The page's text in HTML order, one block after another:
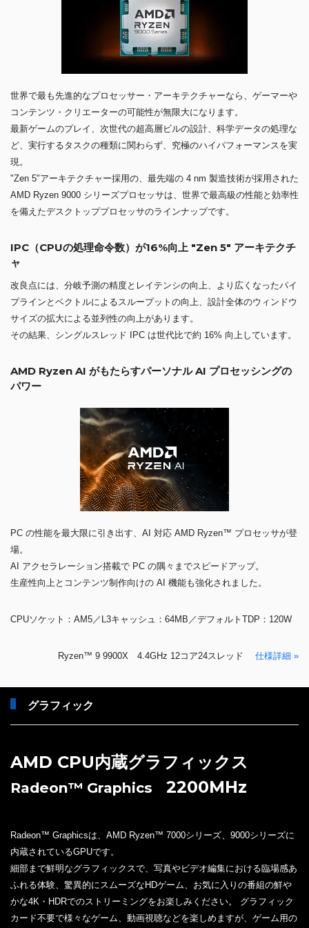
世界で最も先進的なプロセッサー・アーキテクチャーなら、ゲーマーや
コンテンツ・クリエーターの可能性が無限大になります。
最新ゲームのプレイ、次世代の超高層ビルの設計、科学データの処理な
ど、実行するタスクの種類に関わらず、究極のハイパフォーマンスを実
現。
"Zen 5"アーキテクチャー採用の、最先端の 4 nm 製造技術が採用された
AMD Ryzen 9000 シリーズプロセッサは、世界で最高級の性能と効率性
を備えたデスクトッププロセッサのラインナップです。
IPC（CPUの処理命令数）が16%向上 "Zen 5" アーキテクチ
ャ
改良点には、分岐予測の精度とレイテンシの向上、より広くなったパイ
プラインとベクトルによるスループットの向上、設計全体のウィンドウ
サイズの拡大による並列性の向上があります。
その結果、シングルスレッド IPC は世代比で約 16% 向上しています。
AMD Ryzen AI がもたらすパーソナル AI プロセッシングの
パワー
PC の性能を最大限に引き出す、AI 対応 AMD Ryzen™ プロセッサが登
場。
AI アクセラレーション搭載で PC の隅々までスピードアップ。
生産性向上とコンテンツ制作向けの AI 機能も強化されました。
CPUソケット：AM5／L3キャッシュ：64MB／デフォルトTDP：120W
Ryzen™ 9 9900X 4.4GHz 12コア24スレッド 仕様詳細 »
グラフィック
AMD CPU内蔵グラフィックス
Radeon™ Graphics 2200MHz
Radeon™ Graphicsは、AMD Ryzen™ 7000シリーズ、9000シリーズに
内蔵されているGPUです。
細部まで鮮明なグラフィックスで、写真やビデオ編集における臨場感あ
ふれる体験、驚異的にスムーズなHDゲーム、お気に入りの番組の鮮や
かな4K・HDRでのストリーミングをお楽しみください。 グラフィック
カード不要で様々なゲーム、動画視聴などを楽しめますが、ゲーム用の